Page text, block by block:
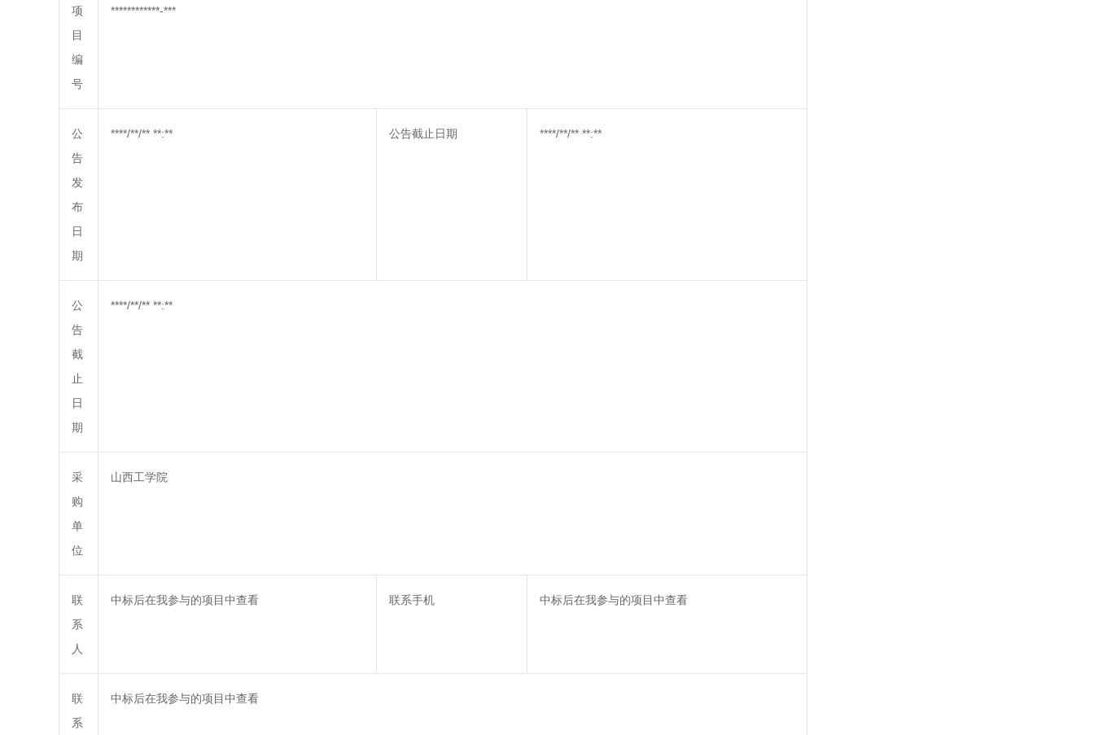
项
目
编
号
************-***
公
告
发
布
日
期
****/**/** **:** 公告截止日期 ****/**/** **:**
公
告
截
止
日
期
****/**/** **:**
采
购
单
位
山西工学院
联
系
人
中标后在我参与的项目中查看 联系手机 中标后在我参与的项目中查看
联
系
中标后在我参与的项目中查看